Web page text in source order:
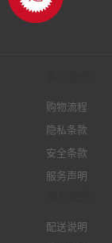
购物流程
隐私条款
安全条款
服务声明
配送说明